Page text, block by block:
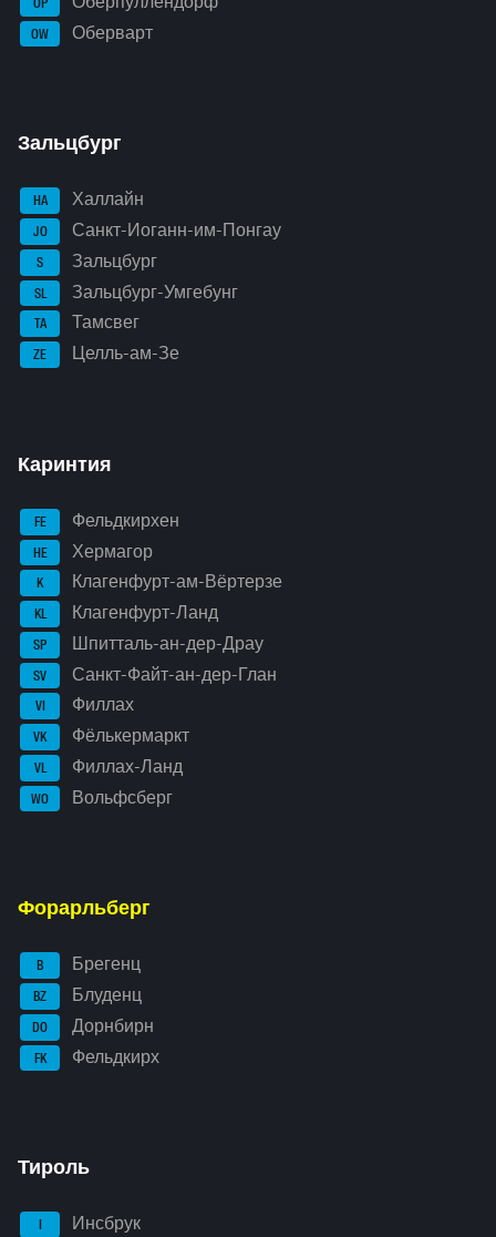
OW Оберварт
Зальцбург
HA Халлайн
JO Санкт-Иоганн-им-Понгау
S Зальцбург
SL Зальцбург-Умгебунг
TA Тамсвег
ZE Целль-ам-Зе
Каринтия
FE Фельдкирхен
HE Хермагор
K Клагенфурт-ам-Вёртерзе
KL Клагенфурт-Ланд
SP Шпитталь-ан-дер-Драу
SV Санкт-Файт-ан-дер-Глан
VI Филлах
VK Фёлькермаркт
VL Филлах-Ланд
WO Вольфсберг
Форарльберг
B Брегенц
BZ Блуденц
DO Дорнбирн
FK Фельдкирх
Тироль
I Инсбрук